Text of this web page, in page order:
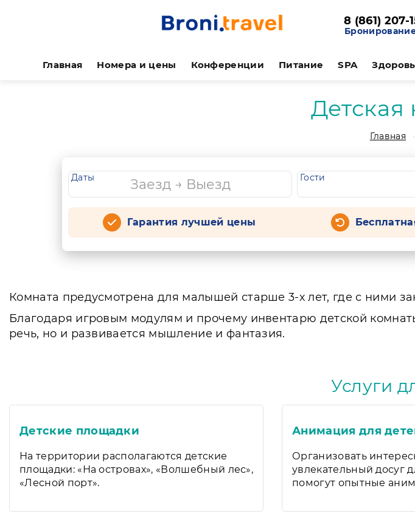
8 (861) 207-
Главная Номера и цены Конференции Питание SPA
Детская
Главная
Даты Гости
Гарантия лучшей цены
Комната предусмотрена для малышей старше 3-х лет, где с ними
Благодаря игровым модулям и прочему инвентарю детской
речь, но и развивается мышление и фантазия.
Услуги
Детские площадки
На территории располагаются детские
площадки: «На островах», «Волшебный лес»,
«Лесной порт».
Анимация для
Организовать
увлекательный досуг
помогут опытные